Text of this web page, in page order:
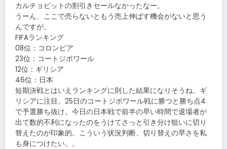
カルチョビットの割引きセールなかったなー。
うーん、ここで売らないともう売上伸ばす機会がないと思う
んですが。
FIFAランキング
08位：コロンビア
23位：コートジボワール
12位：ギリシア
46位：日本
短期決戦とはいえランキングに則した結果になりそうね。ギ
リシアに注目。25日のコートジボワール戦に勝つと勝ち点4
で予選勝ち抜け。今日の日本戦で前半の早い時間で退場者が
出て数的不利になったのをうけてさっと引き分け狙いに切り
替えたのが印象的。こういう状況判断、切り替えの早さを私
も身につけたい。。